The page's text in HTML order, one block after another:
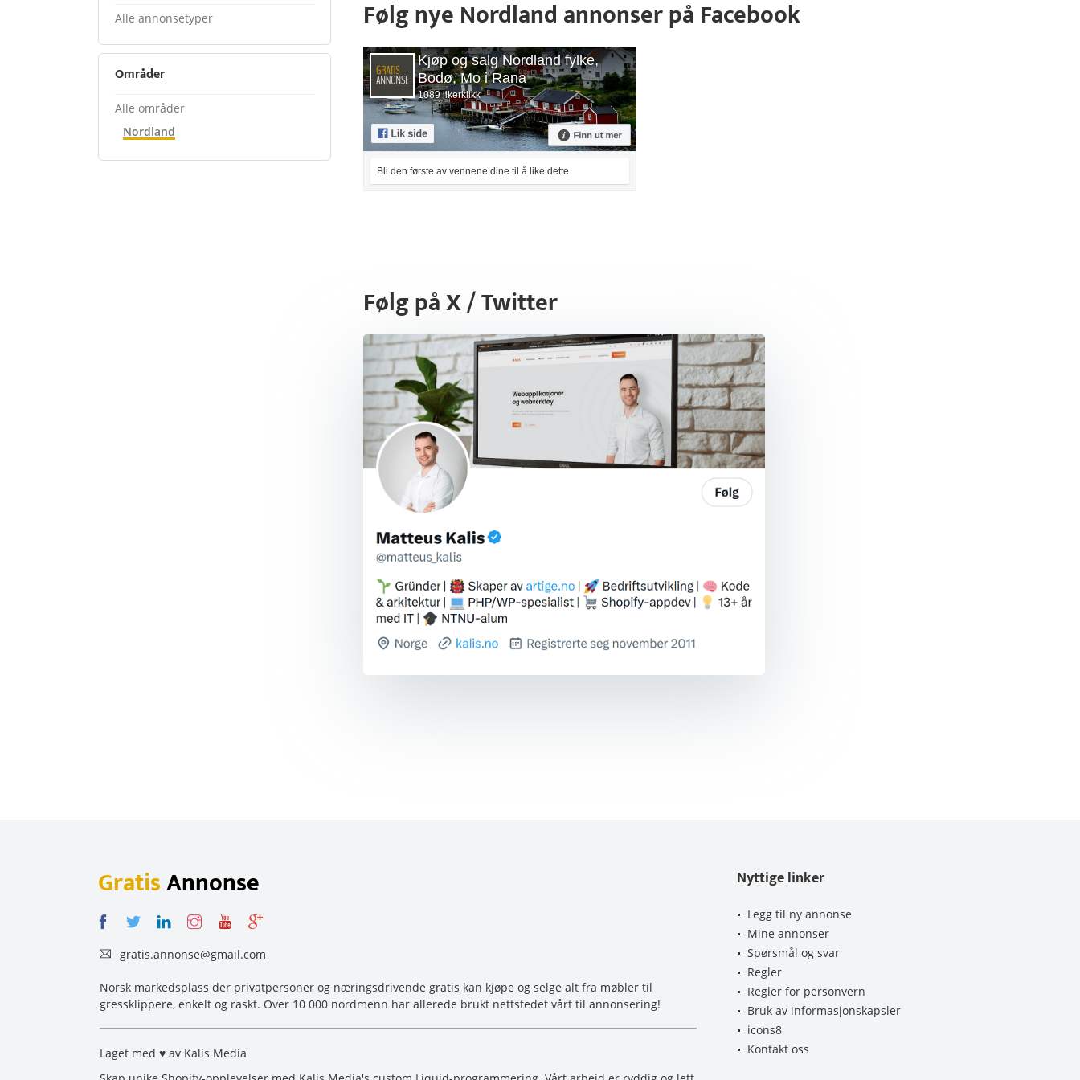
Alle annonsetyper
Områder
Alle områder
Nordland
Følg nye Nordland annonser på Facebook
Kjøp og salg Nordland fylke,
Bodø, Mo i Rana
1089 likerklikk
Bli den første av vennene dine til å like dette
Følg på X / Twitter
GratisAnnonse
gratis.annonse@gmail.com
Norsk markedsplass der privatpersoner og næringsdrivende gratis kan kjøpe og selge alt fra møbler til
gressklippere, enkelt og raskt. Over 10 000 nordmenn har allerede brukt nettstedet vårt til annonsering!
Laget med ♥ av Kalis Media
Nyttige linker
Legg til ny annonse
Mine annonser
Spørsmål og svar
Regler
Regler for personvern
Bruk av informasjonskapsler
icons8
Kontakt oss